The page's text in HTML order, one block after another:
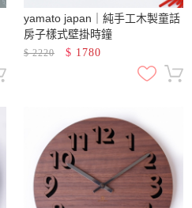
yamato japan｜純手工木製童話
房子樣式壁掛時鐘
$2220 $ 1780